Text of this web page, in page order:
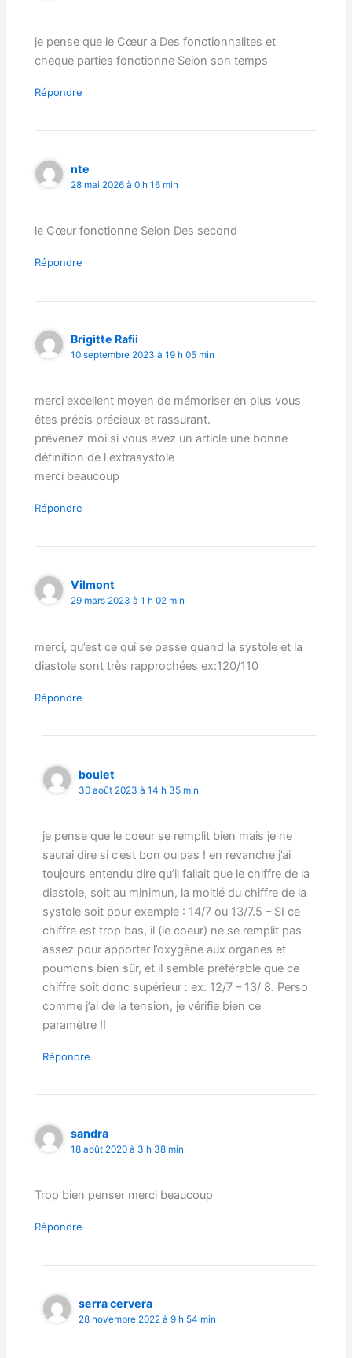
je pense que le Cœur a Des fonctionnalites et
cheque parties fonctionne Selon son temps
Répondre
nte
28 mai 2026 à 0 h 16 min
le Cœur fonctionne Selon Des second
Répondre
Brigitte Rafii
10 septembre 2023 à 19 h 05 min
merci excellent moyen de mémoriser en plus vous
êtes précis précieux et rassurant.
prévenez moi si vous avez un article une bonne
définition de l extrasystole
merci beaucoup
Répondre
Vilmont
29 mars 2023 à 1 h 02 min
merci, qu’est ce qui se passe quand la systole et la
diastole sont très rapprochées ex:120/110
Répondre
boulet
30 août 2023 à 14 h 35 min
je pense que le coeur se remplit bien mais je ne
saurai dire si c’est bon ou pas ! en revanche j’ai
toujours entendu dire qu’il fallait que le chiffre de la
diastole, soit au minimun, la moitié du chiffre de la
systole soit pour exemple : 14/7 ou 13/7.5 – SI ce
chiffre est trop bas, il (le coeur) ne se remplit pas
assez pour apporter l’oxygène aux organes et
poumons bien sûr, et il semble préférable que ce
chiffre soit donc supérieur : ex. 12/7 – 13/ 8. Perso
comme j’ai de la tension, je vérifie bien ce
paramètre !!
Répondre
sandra
18 août 2020 à 3 h 38 min
Trop bien penser merci beaucoup
Répondre
serra cervera
28 novembre 2022 à 9 h 54 min